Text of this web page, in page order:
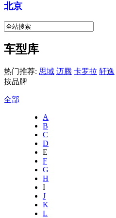
北京
车型库
热门推荐: 思域 迈腾 卡罗拉 轩逸
按品牌
全部
A
B
C
D
E
F
G
H
I
J
K
L